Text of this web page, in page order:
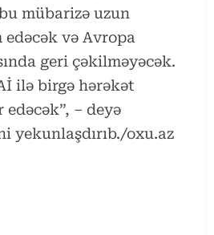
mübarizə uzun
və Avropa
geri çəkilməyəcək.
ilə birgə hərəkət
edəcək”, – deyə
yekunlaşdırıb./oxu.az